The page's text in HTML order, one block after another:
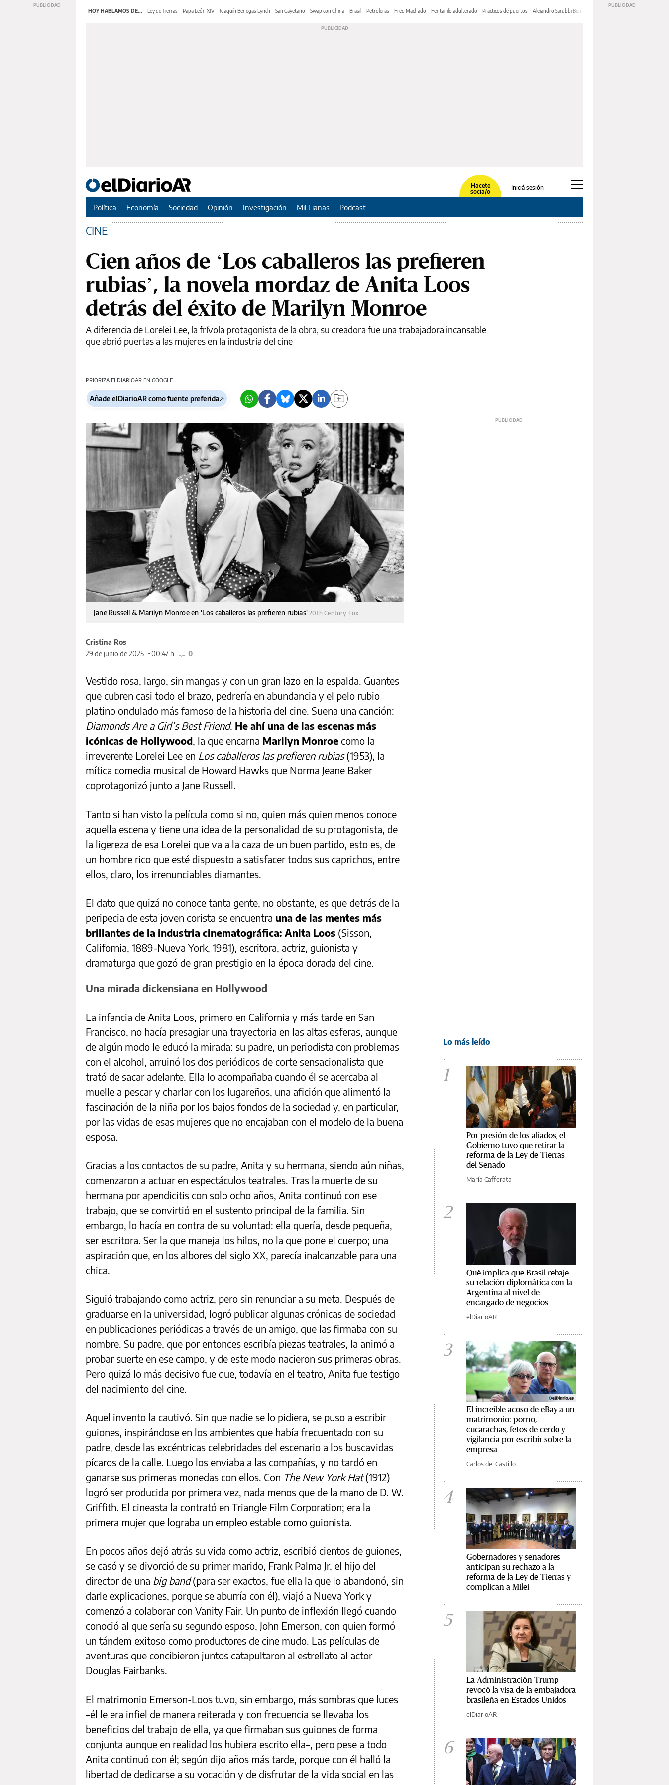
HOY HABLAMOS DE... Ley de Tierras Papa León XIV Joaquín Benegas Lynch San Cayetano Swap con China Brasil Petroleras Fred Machado Fentanilo adulterado Prácticos de puertos Alejandro Sarubbi Benítez
Hacete
socia/o
Iniciá sesión
Política Economía Sociedad Opinión Investigación Mil Lianas Podcast
CINE
Cien años de ‘Los caballeros las prefieren
rubias’, la novela mordaz de Anita Loos
detrás del éxito de Marilyn Monroe
A diferencia de Lorelei Lee, la frívola protagonista de la obra, su creadora fue una trabajadora incansable
que abrió puertas a las mujeres en la industria del cine
PRIORIZA ELDIARIOAR EN GOOGLE
Añade elDiarioAR como fuente preferida
Jane Russell & Marilyn Monroe en 'Los caballeros las prefieren rubias'20th Century Fox
Cristina Ros
29 de junio de 2025
00:47 h 0
Vestido rosa, largo, sin mangas y con un gran lazo en la espalda. Guantes
que cubren casi todo el brazo, pedrería en abundancia y el pelo rubio
platino ondulado más famoso de la historia del cine. Suena una canción:
Diamonds Are a Girl’s Best Friend. He ahí una de las escenas más
icónicas de Hollywood, la que encarna Marilyn Monroe como la
irreverente Lorelei Lee en Los caballeros las prefieren rubias(1953), la
mítica comedia musical de Howard Hawks que Norma Jeane Baker
coprotagonizó junto a Jane Russell.
Tanto si han visto la película como si no, quien más quien menos conoce
aquella escena y tiene una idea de la personalidad de su protagonista, de
la ligereza de esa Lorelei que va a la caza de un buen partido, esto es, de
un hombre rico que esté dispuesto a satisfacer todos sus caprichos, entre
ellos, claro, los irrenunciables diamantes.
El dato que quizá no conoce tanta gente, no obstante, es que detrás de la
peripecia de esta joven corista se encuentra una de las mentes más
brillantes de la industria cinematográfica: Anita Loos (Sisson,
California, 1889-Nueva York, 1981), escritora, actriz, guionista y
dramaturga que gozó de gran prestigio en la época dorada del cine.
Una mirada dickensiana en Hollywood
La infancia de Anita Loos, primero en California y más tarde en San
Francisco, no hacía presagiar una trayectoria en las altas esferas, aunque
de algún modo le educó la mirada: su padre, un periodista con problemas
con el alcohol, arruinó los dos periódicos de corte sensacionalista que
trató de sacar adelante. Ella lo acompañaba cuando él se acercaba al
muelle a pescar y charlar con los lugareños, una afición que alimentó la
fascinación de la niña por los bajos fondos de la sociedad y, en particular,
por las vidas de esas mujeres que no encajaban con el modelo de la buena
esposa.
Gracias a los contactos de su padre, Anita y su hermana, siendo aún niñas,
comenzaron a actuar en espectáculos teatrales. Tras la muerte de su
hermana por apendicitis con solo ocho años, Anita continuó con ese
trabajo, que se convirtió en el sustento principal de la familia. Sin
embargo, lo hacía en contra de su voluntad: ella quería, desde pequeña,
ser escritora. Ser la que maneja los hilos, no la que pone el cuerpo; una
aspiración que, en los albores del siglo XX, parecía inalcanzable para una
chica.
Siguió trabajando como actriz, pero sin renunciar a su meta. Después de
graduarse en la universidad, logró publicar algunas crónicas de sociedad
en publicaciones periódicas a través de un amigo, que las firmaba con su
nombre. Su padre, que por entonces escribía piezas teatrales, la animó a
probar suerte en ese campo, y de este modo nacieron sus primeras obras.
Pero quizá lo más decisivo fue que, todavía en el teatro, Anita fue testigo
del nacimiento del cine.
Aquel invento la cautivó. Sin que nadie se lo pidiera, se puso a escribir
guiones, inspirándose en los ambientes que había frecuentado con su
padre, desde las excéntricas celebridades del escenario a los buscavidas
pícaros de la calle. Luego los enviaba a las compañías, y no tardó en
ganarse sus primeras monedas con ellos. Con The New York Hat(1912)
logró ser producida por primera vez, nada menos que de la mano de D. W.
Griffith. El cineasta la contrató en Triangle Film Corporation; era la
primera mujer que lograba un empleo estable como guionista.
En pocos años dejó atrás su vida como actriz, escribió cientos de guiones,
se casó y se divorció de su primer marido, Frank Palma Jr, el hijo del
director de una big band(para ser exactos, fue ella la que lo abandonó, sin
darle explicaciones, porque se aburría con él), viajó a Nueva York y
comenzó a colaborar con Vanity Fair. Un punto de inflexión llegó cuando
conoció al que sería su segundo esposo, John Emerson, con quien formó
un tándem exitoso como productores de cine mudo. Las películas de
aventuras que concibieron juntos catapultaron al estrellato al actor
Douglas Fairbanks.
El matrimonio Emerson-Loos tuvo, sin embargo, más sombras que luces
–él le era infiel de manera reiterada y con frecuencia se llevaba los
beneficios del trabajo de ella, ya que firmaban sus guiones de forma
conjunta aunque en realidad los hubiera escrito ella–, pero pese a todo
Anita continuó con él; según dijo años más tarde, porque con él halló la
libertad de dedicarse a su vocación y de disfrutar de la vida social en las
Lo más leído
1
Por presión de los aliados, el
Gobierno tuvo que retirar la
reforma de la Ley de Tierras
del Senado
María Cafferata
2
Qué implica que Brasil rebaje
su relación diplomática con la
Argentina al nivel de
encargado de negocios
elDiarioAR
3
El increíble acoso de eBay a un
matrimonio: porno,
cucarachas, fetos de cerdo y
vigilancia por escribir sobre la
empresa
Carlos del Castillo
4
Gobernadores y senadores
anticipan su rechazo a la
reforma de la Ley de Tierras y
complican a Milei
5
La Administración Trump
revocó la visa de la embajadora
brasileña en Estados Unidos
elDiarioAR
6